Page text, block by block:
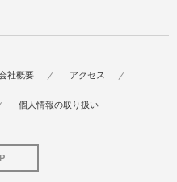
社概要 アクセス
個人情報の取り扱い